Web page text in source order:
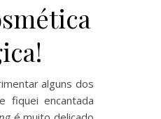
alguns dos
fiquei encantada